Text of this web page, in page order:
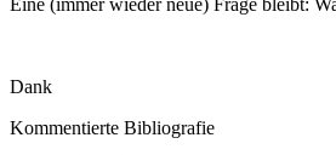
Dank
Kommentierte Bibliografie